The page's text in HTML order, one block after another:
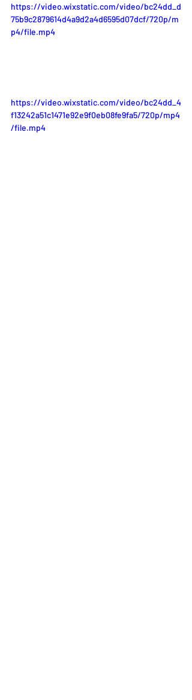
https://video.wixstatic.com/video/bc24dd_d
75b9c2879614d4a9d2a4d6595d07dcf/720p/m
p4/file.mp4
https://video.wixstatic.com/video/bc24dd_4
f13242a51c1471e92e9f0eb08fe9fa5/720p/mp4
/file.mp4